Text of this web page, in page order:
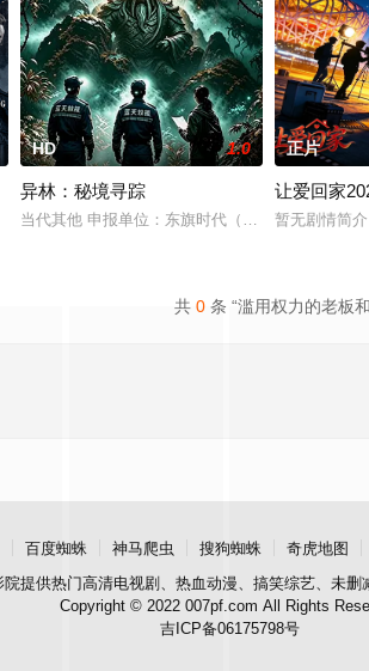
将携600余公斤毒品来云交易，火速成立“斩毒行动”
HD 1.0
异林：秘境寻踪
当代其他 申报单位：东旗时代（北京）影视文化传
正片
让爱回家
暂无剧情简介
共 0 条 “滥用权力的老板
百度蜘蛛 神马爬虫 搜狗蜘蛛 奇虎地图
院提供热门高清电视剧、热血动漫、搞笑综艺、未删
Copyright © 2022 007pf.com All Rights
吉ICP备06175798号